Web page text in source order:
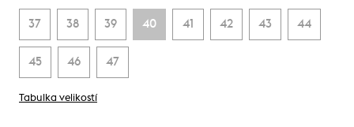
37 38 39 40 41 42 43 44
45 46 47
Tabulka velikostí